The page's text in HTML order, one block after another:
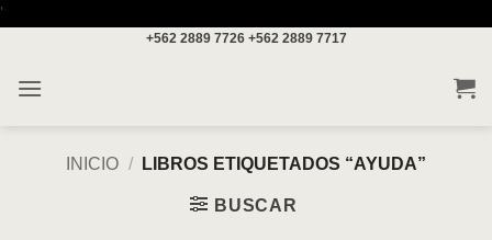
'
+562 2889 7726 +562 2889 7717
INICIO / LIBROS ETIQUETADOS “AYUDA”
BUSCAR